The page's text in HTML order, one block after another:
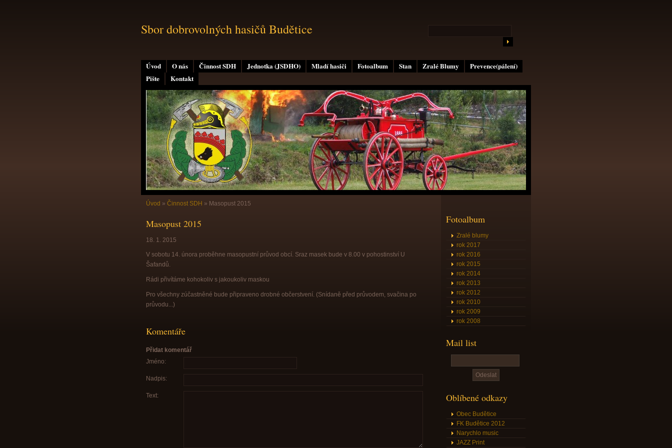
Úvod O nás Činnost SDH Jednotka (JSDHO) Mladí hasiči Fotoalbum Stan Zralé Blumy
Prevence(pálení)
Pište
Kontakt
Sbor dobrovolných hasičů Budětice
Fotoalbum
Zralé blumy
rok 2017
rok 2016
rok 2015
rok 2014
rok 2013
rok 2012
rok 2010
rok 2009
rok 2008
Mail list
Oblíbené odkazy
Obec Budětice
FK Budětice 2012
Narychlo music
JAZZ Print
Úvod » Činnost SDH » Masopust 2015
Masopust 2015
18. 1. 2015
V sobotu 14. února proběhne masopustní průvod obcí. Sraz masek bude v 8.00 v pohostinství U
Šafandů.
Rádi přivítáme kohokoliv s jakoukoliv maskou
Pro všechny zúčastněné bude připraveno drobné občerstvení. (Snídaně před průvodem, svačina po
průvodu...)
Komentáře
Přidat komentář
Jméno:
Nadpis:
Text: